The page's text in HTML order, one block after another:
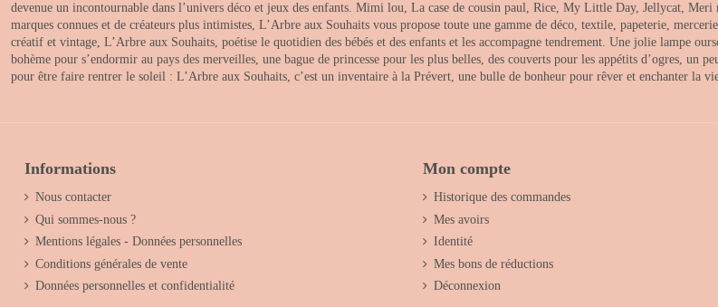
devenue un incontournable dans l’univers déco et jeux des enfants. Mimi lou, La case de cousin paul, Rice, My Little Day, Jellycat,
marques connues et de créateurs plus intimistes, L’Arbre aux Souhaits vous propose toute une gamme de déco, textile, papeterie,
créatif et vintage, L’Arbre aux Souhaits, poétise le quotidien des bébés et des enfants et les accompagne tendrement. Une jolie lampe
bohème pour s’endormir au pays des merveilles, une bague de princesse pour les plus belles, des couverts pour les appétits d’ogres, un
pour être faire rentrer le soleil : L’Arbre aux Souhaits, c’est un inventaire à la Prévert, une bulle de bonheur pour rêver et enchanter la
Informations
Nous contacter
Qui sommes-nous ?
Mentions légales - Données personnelles
Conditions générales de vente
Données personnelles et confidentialité
Mon compte
Historique des commandes
Mes avoirs
Identité
Mes bons de réductions
Déconnexion